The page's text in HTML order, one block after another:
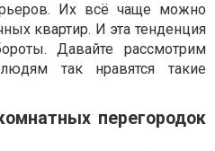
Их всё чаще можно
квартир. И эта тенденция
Давайте рассмотрим
так нравятся такие
перегородок